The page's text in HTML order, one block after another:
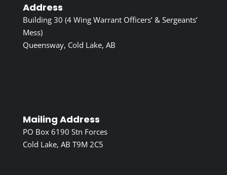
Address
Building 30 (4 Wing Warrant Officers’ & Sergeants’
Mess)
Queensway, Cold Lake, AB
Mailing Address
PO Box 6190 Stn Forces
Cold Lake, AB T9M 2C5